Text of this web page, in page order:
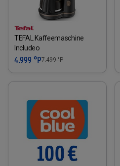
TEFAL Kaffeemaschine
Includeo
4.999 °P7.499°P